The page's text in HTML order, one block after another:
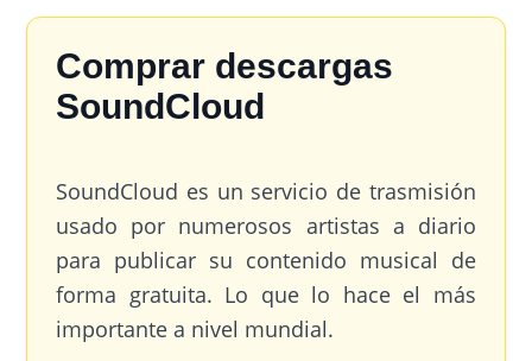
Comprar descargas
SoundCloud
SoundCloud es un servicio de trasmisión
usado por numerosos artistas a diario
para publicar su contenido musical de
forma gratuita. Lo que lo hace el más
importante a nivel mundial.